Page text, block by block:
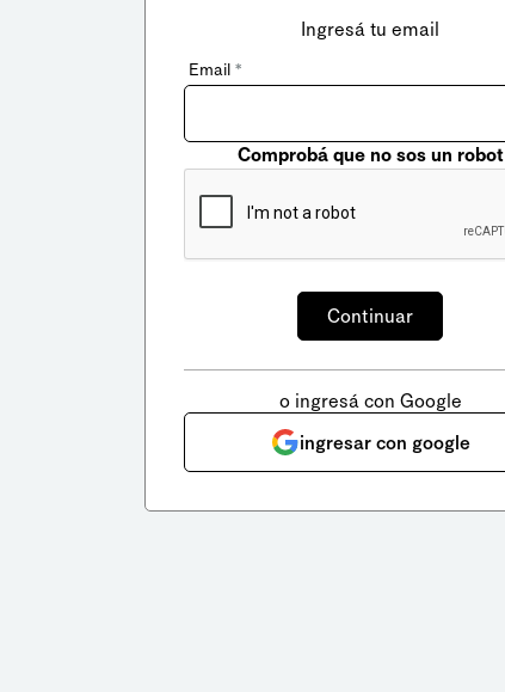
Ingresá tu email
Email *
Comprobá que no sos un robot
o ingresá con Google
ingresar con google